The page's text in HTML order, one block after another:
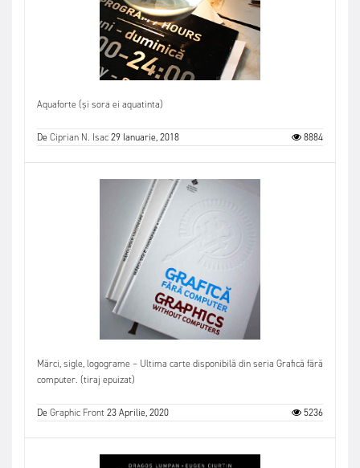
Aquaforte (și sora ei aquatinta)
DeCiprian N. Isac29 Ianuarie, 2018 8884
Mărci, sigle, logograme – Ultima carte disponibilă din seria Grafică fără
computer. (tiraj epuizat)
DeGraphic Front23 Aprilie, 2020 5236